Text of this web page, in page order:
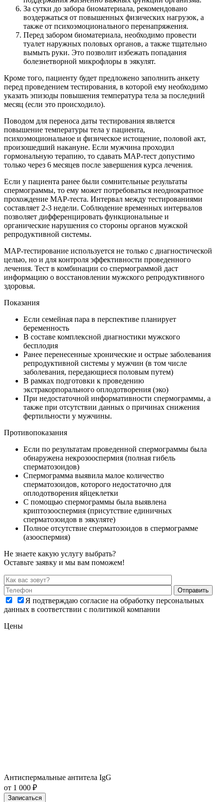
За сутки до забора биоматериала, рекомендовано
воздержаться от повышенных физических нагрузок, а
также от психоэмоционального перенапряжения.
Перед забором биоматериала, необходимо провести
туалет наружных половых органов, а также тщательно
вымыть руки. Это позволит избежать попадания
болезнетворной микрофлоры в эякулят.
Кроме того, пациенту будет предложено заполнить анкету
перед проведением тестирования, в которой ему необходимо
указать эпизоды повышения температура тела за последний
месяц (если это происходило).
Поводом для переноса даты тестирования является
повышение температуры тела у пациента,
психоэмоциональное и физическое истощение, половой акт,
произошедший накануне. Если мужчина проходил
гормональную терапию, то сдавать МАР-тест допустимо
только через 6 месяцев после завершения курса лечения.
Если у пациента ранее были сомнительные результаты
спермограммы, то ему может потребоваться неоднократное
прохождение МАР-теста. Интервал между тестированиями
составляет 2-3 недели. Соблюдение временных интервалов
позволяет дифференцировать функциональные и
органические нарушения со стороны органов мужской
репродуктивной системы.
МАР-тестирование используется не только с диагностической
целью, но и для контроля эффективности проведенного
лечения. Тест в комбинации со спермограммой даст
информацию о восстановлении мужского репродуктивного
здоровья.
Показания
Если семейная пара в перспективе планирует
беременность
В составе комплексной диагностики мужского
бесплодия
Ранее перенесенные хронические и острые заболевания
репродуктивной системы у мужчин (в том числе
заболевания, передающиеся половым путем)
В рамках подготовки к проведению
экстракорпорального оплодотворения (эко)
При недостаточной информативности спермограммы, а
также при отсутствии данных о причинах снижения
фертильности у мужчины.
Противопоказания
Если по результатам проведенной спермограммы была
обнаружена некрозооспермия (полная гибель
сперматозоидов)
Спермограмма выявила малое количество
сперматозоидов, которого недостаточно для
оплодотворения яйцеклетки
С помощью спермограммы была выявлена
криптозооспермия (присутствие единичных
сперматозоидов в эякуляте)
Полное отсутствие сперматозоидов в спермограмме
(азооспермия)
Не знаете какую услугу выбрать?
Оставьте заявку и мы вам поможем!
Я подтверждаю согласие на обработку персональных
данных в соответствии с политикой компании
Цены
Антиспермальные антитела IgG
от 1 000 ₽
Записаться